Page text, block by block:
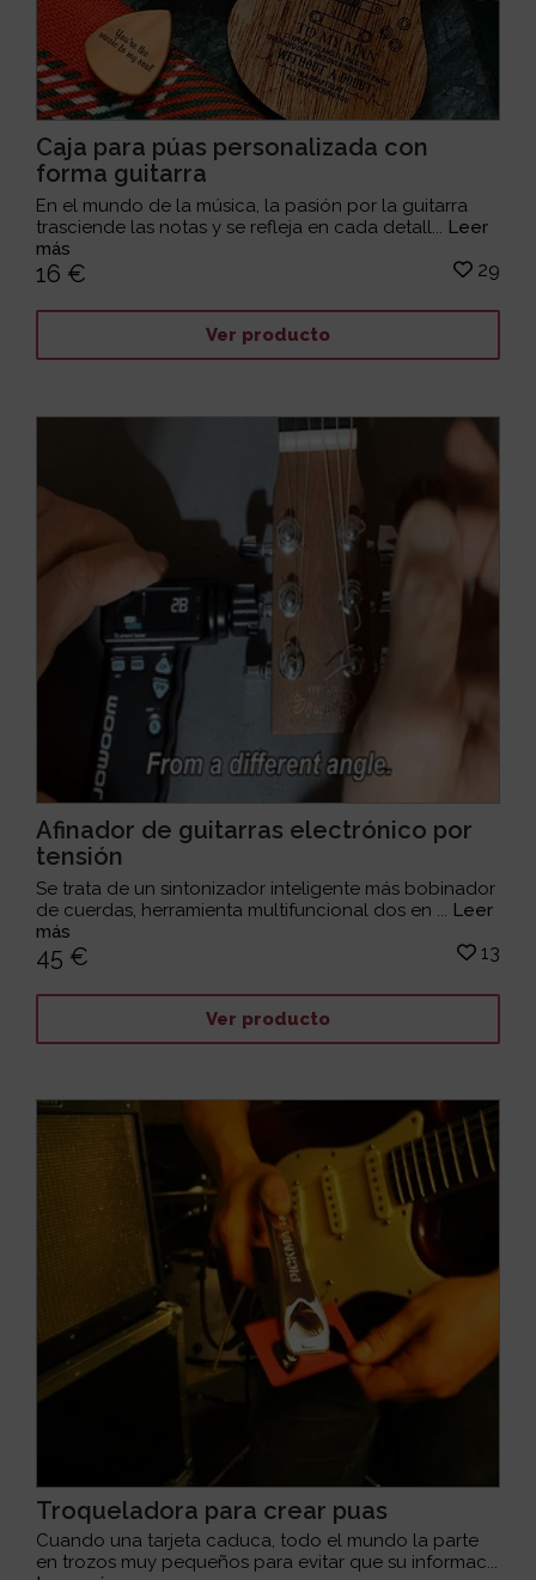
Caja para púas personalizada con
forma guitarra
En el mundo de la música, la pasión por la guitarra
trasciende las notas y se refleja en cada detall... Leer
más
16 € 29
Ver producto
Afinador de guitarras electrónico por
tensión
Se trata de un sintonizador inteligente más bobinador
de cuerdas, herramienta multifuncional dos en ... Leer
más
45 € 13
Ver producto
Troqueladora para crear puas
Cuando una tarjeta caduca, todo el mundo la parte
en trozos muy pequeños para evitar que su informac...